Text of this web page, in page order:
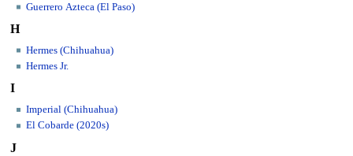
Guerrero Azteca (El Paso)
H
Hermes (Chihuahua)
Hermes Jr.
I
Imperial (Chihuahua)
El Cobarde (2020s)
J